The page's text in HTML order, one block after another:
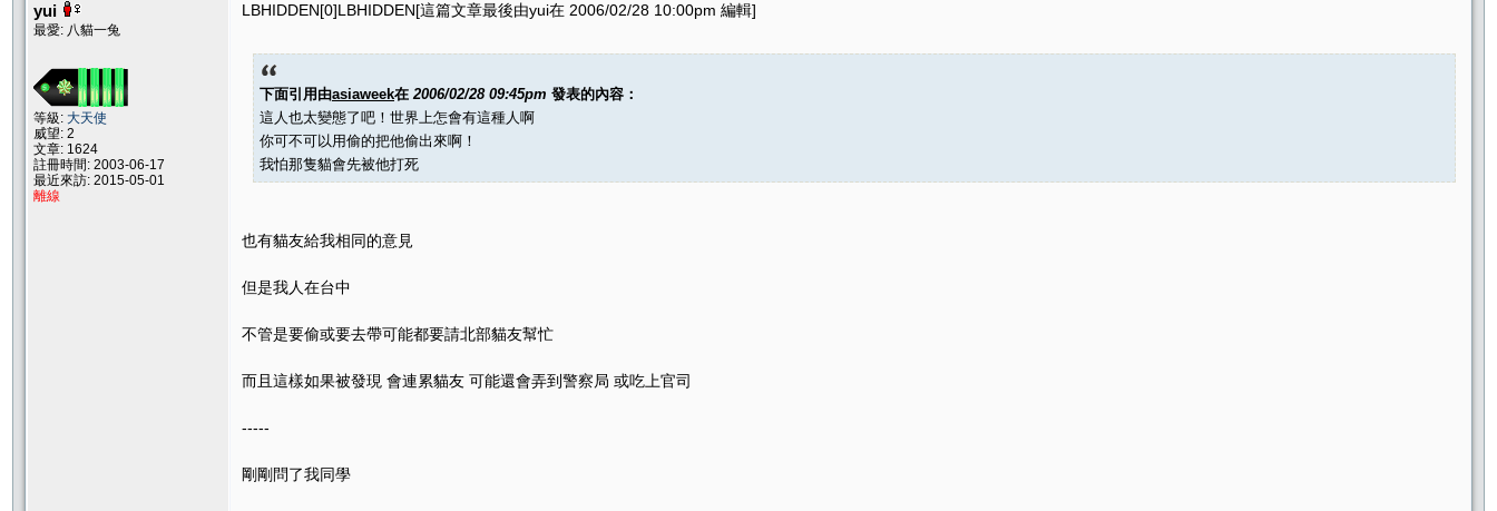
yui
最愛: 八貓一兔
等級: 大天使
威望: 2
文章: 1624
註冊時間: 2003-06-17
最近來訪: 2015-05-01
離線
LBHIDDEN[0]LBHIDDEN[這篇文章最後由yui在 2006/02/28 10:00pm 編輯]
下面引用由asiaweek在 2006/02/28 09:45pm 發表的內容：
這人也太變態了吧！世界上怎會有這種人啊
你可不可以用偷的把他偷出來啊！
我怕那隻貓會先被他打死
也有貓友給我相同的意見
但是我人在台中
不管是要偷或要去帶可能都要請北部貓友幫忙
而且這樣如果被發現 會連累貓友 可能還會弄到警察局 或吃上官司
-----
剛剛問了我同學